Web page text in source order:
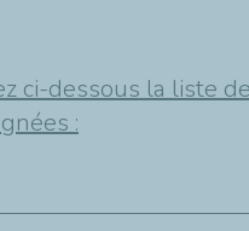
ci-dessous la liste
: